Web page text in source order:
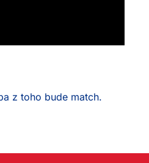
z toho bude match.